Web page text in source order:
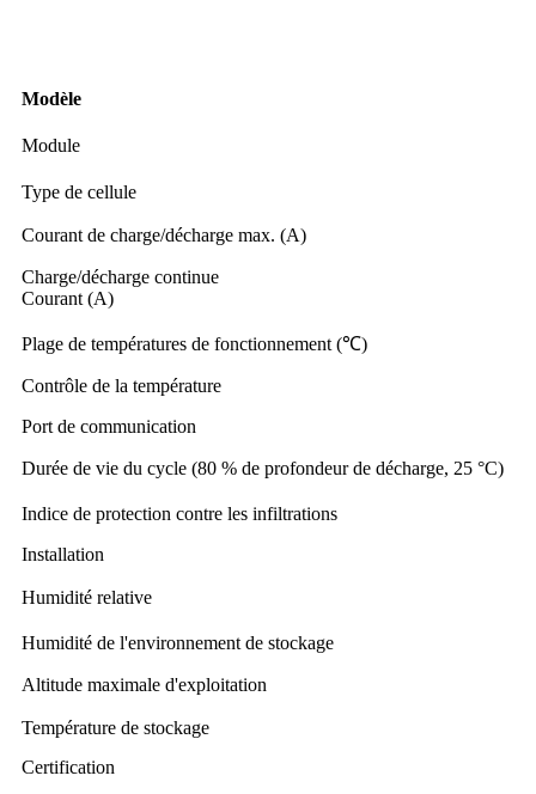
Modèle
Module
Type de cellule
Courant de charge/décharge max. (A)
Charge/décharge continue
Courant (A)
Plage de températures de fonctionnement (℃)
Contrôle de la température
Port de communication
Durée de vie du cycle (80 % de profondeur de décharge, 25 °C)
Indice de protection contre les infiltrations
Installation
Humidité relative
Humidité de l'environnement de stockage
Altitude maximale d'exploitation
Température de stockage
Certification